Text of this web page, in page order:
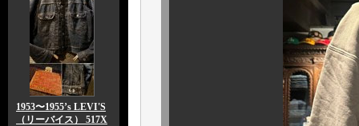
1953〜1955’s LEVI'S
（リーバイス） 517X